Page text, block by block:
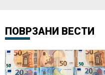
ПОВРЗАНИ ВЕСТИ